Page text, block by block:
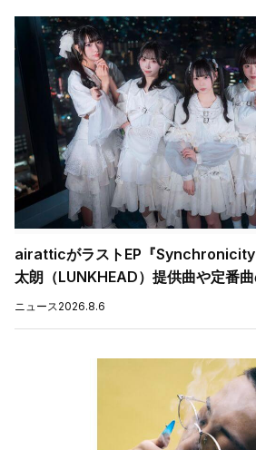
airatticがラストEP『
太朗（LUNKHEAD）提供曲や定番
ニュース2026.8.6